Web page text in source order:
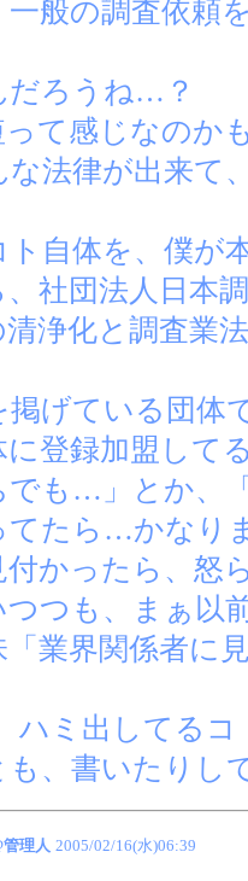
一般の調査依頼
だろうね…？
って感じなのか
な法律が出来て
ト自体を、僕が
、社団法人日本
清浄化と調査業
掲げている団体
に登録加盟して
でも…」とか、
てたら…かな
付かったら、怒
つつも、まぁ以
「業界関係者に
ハミ出してる
も、書いたりし
理人 2005/02/16(水)06:39